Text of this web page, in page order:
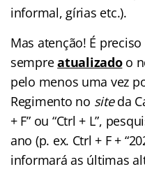
informal, gírias etc.).
Mas atenção! É
sempreatualizadoo
pelo menos uma vez
Regimento no siteda
+ F” ou “Ctrl + L”,
ano (p. ex. Ctrl + F +
informará as últimas